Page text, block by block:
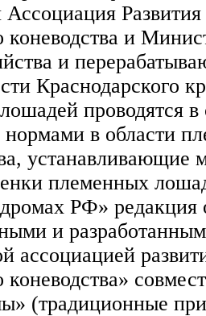
Развития
коневодства и
и
Краснодарского
проводятся в
в области
устанавливающие
племенных
РФ» редакция
и
ассоциацией
коневодства»
(традиционные